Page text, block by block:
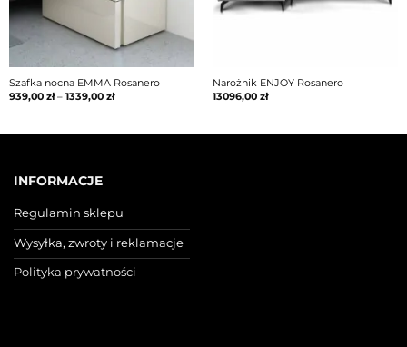
Szafka nocna EMMA Rosanero
939,00 zł– 1339,00 zł
Narożnik ENJOY Rosanero
13096,00 zł
INFORMACJE
Regulamin sklepu
Wysyłka, zwroty i reklamacje
Polityka prywatności